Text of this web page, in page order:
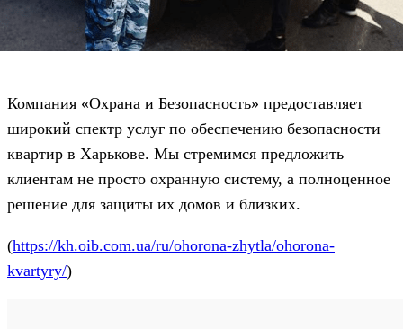
Компания «Охрана и Безопасность» предоставляет
широкий спектр услуг по обеспечению безопасности
квартир в Харькове. Мы стремимся предложить
клиентам не просто охранную систему, а полноценное
решение для защиты их домов и близких.
(https://kh.oib.com.ua/ru/ohorona-zhytla/ohorona-
kvartyry/)